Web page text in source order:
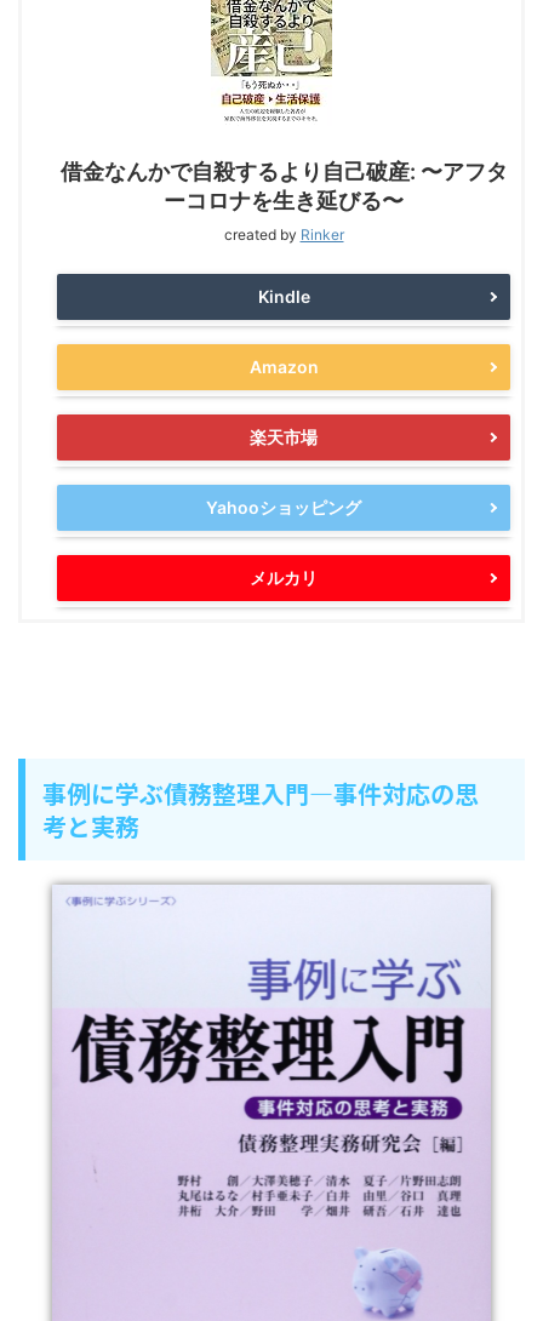
借金なんかで自殺するより自己破産: 〜アフタ
ーコロナを生き延びる〜
created by Rinker
Kindle
Amazon
楽天市場
Yahooショッピング
メルカリ
事例に学ぶ債務整理入門―事件対応の思
考と実務